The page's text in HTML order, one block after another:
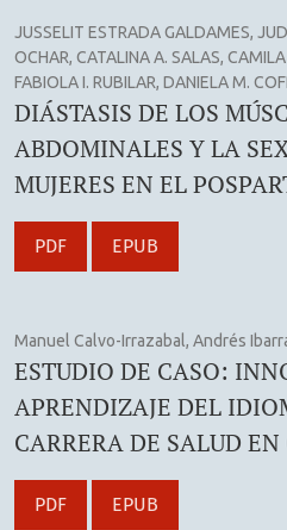
JUSSELIT ESTRADA GALDAMES,
OCHAR, CATALINA A. SALAS,
FABIOLA I. RUBILAR, DANIELA M.
DIÁSTASIS DE LOS
ABDOMINALES Y LA
MUJERES EN EL
PDF EPUB
Manuel Calvo-Irrazabal, Andrés
ESTUDIO DE CASO:
APRENDIZAJE DEL
CARRERA DE SALUD
PDF EPUB